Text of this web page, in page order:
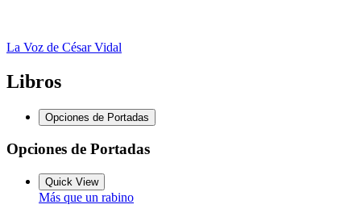
La Voz de César Vidal
Libros
Opciones de Portadas
Opciones de Portadas
Quick View
Más que un rabino